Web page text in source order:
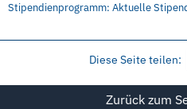
Stipendienprogramm: Aktuelle
Diese Seite teilen:
Zurück zum